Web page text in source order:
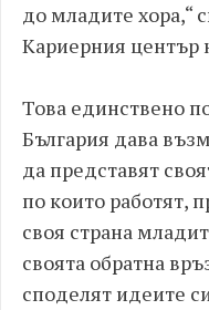
до младите хора,“
Кариерния център
Това единствено
България дава
да представят
по които работят,
своя страна
своята обратна
споделят идеите